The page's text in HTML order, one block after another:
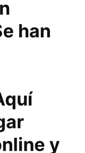
han
y